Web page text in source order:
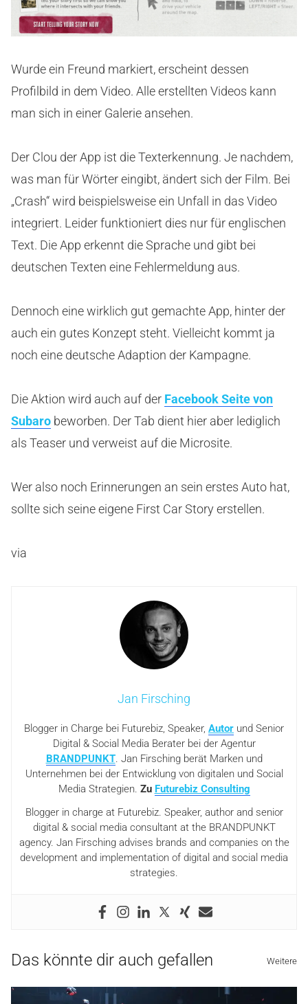
Wurde ein Freund markiert, erscheint dessen
Profilbild in dem Video. Alle erstellten Videos kann
man sich in einer Galerie ansehen.
Der Clou der App ist die Texterkennung. Je nachdem,
was man für Wörter eingibt, ändert sich der Film. Bei
„Crash“ wird beispielsweise ein Unfall in das Video
integriert. Leider funktioniert dies nur für englischen
Text. Die App erkennt die Sprache und gibt bei
deutschen Texten eine Fehlermeldung aus.
Dennoch eine wirklich gut gemachte App, hinter der
auch ein gutes Konzept steht. Vielleicht kommt ja
noch eine deutsche Adaption der Kampagne.
Die Aktion wird auch auf der Facebook Seite von
Subaro beworben. Der Tab dient hier aber lediglich
als Teaser und verweist auf die Microsite.
Wer also noch Erinnerungen an sein erstes Auto hat,
sollte sich seine eigene First Car Story erstellen.
via
Jan Firsching
Blogger in Charge bei Futurebiz, Speaker, Autor und Senior
Digital & Social Media Berater bei der Agentur
BRANDPUNKT. Jan Firsching berät Marken und
Unternehmen bei der Entwicklung von digitalen und Social
Media Strategien. Zu Futurebiz Consulting
Blogger in charge at Futurebiz. Speaker, author and senior
digital & social media consultant at the BRANDPUNKT
agency. Jan Firsching advises brands and companies on the
development and implementation of digital and social media
strategies.
Das könnte dir auch gefallen Weitere